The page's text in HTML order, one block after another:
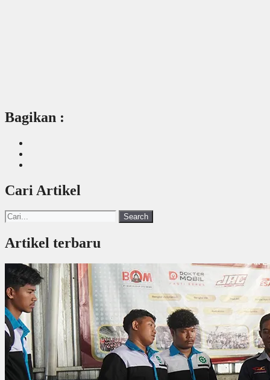
Bagikan :
Cari Artikel
Search
Artikel terbaru